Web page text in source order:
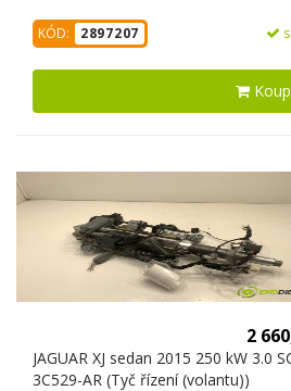
KÓD: 2897207
2
JAGUAR XJ sedan 2015 250 kW 3.0
3C529-AR (Tyč řízení (volantu))